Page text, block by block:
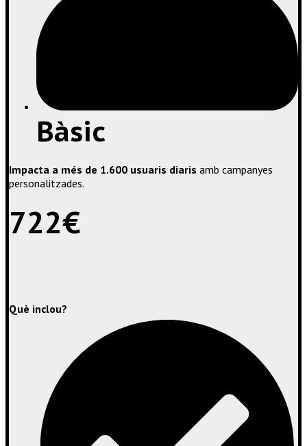
Bàsic
Impacta a més de 1.600 usuaris diaris amb campanyes
personalitzades.
722€
Què inclou?